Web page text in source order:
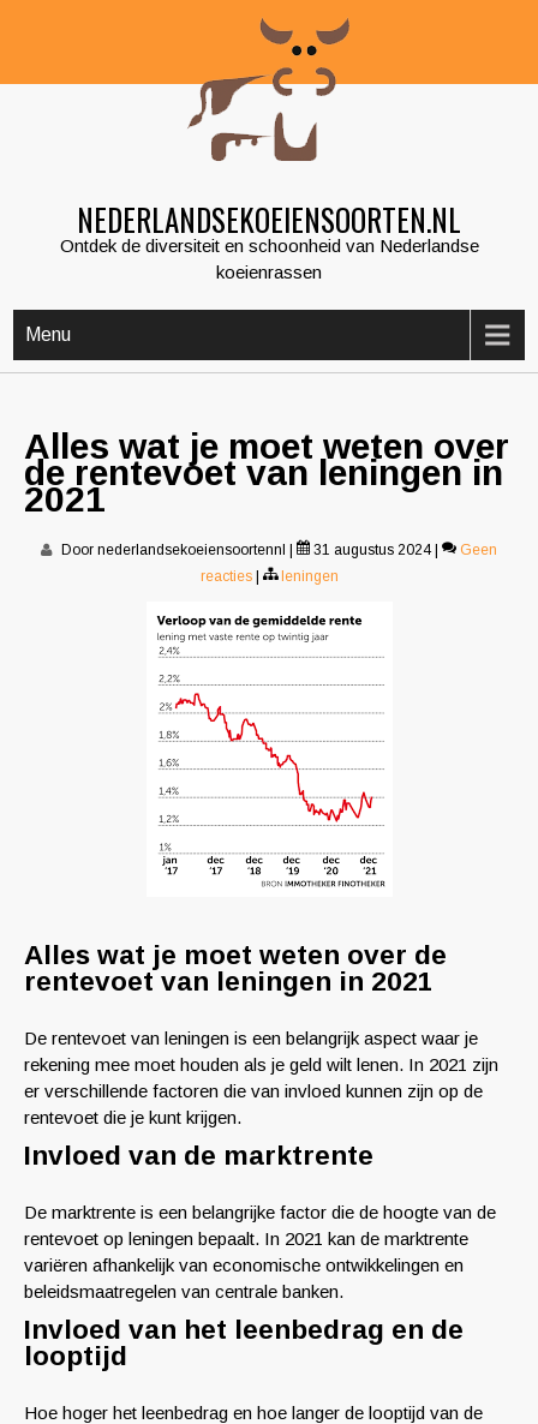
NEDERLANDSEKOEIENSOORTEN.NL
Ontdek de diversiteit en schoonheid van Nederlandse
koeienrassen
Menu
Alles wat je moet weten over
de rentevoet van leningen in
2021
Door nederlandsekoeiensoortennl 31 augustus 2024
Geen
reacties
leningen
Alles wat je moet weten over de
rentevoet van leningen in 2021
De rentevoet van leningen is een belangrijk aspect waar je
rekening mee moet houden als je geld wilt lenen. In 2021 zijn
er verschillende factoren die van invloed kunnen zijn op de
rentevoet die je kunt krijgen.
Invloed van de marktrente
De marktrente is een belangrijke factor die de hoogte van de
rentevoet op leningen bepaalt. In 2021 kan de marktrente
variëren afhankelijk van economische ontwikkelingen en
beleidsmaatregelen van centrale banken.
Invloed van het leenbedrag en de
looptijd
Hoe hoger het leenbedrag en hoe langer de looptijd van de